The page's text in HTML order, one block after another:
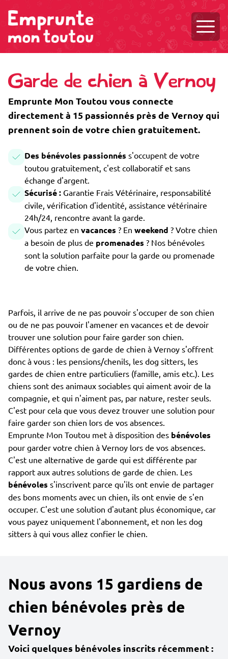
Garde de chien à Vernoy
Emprunte Mon Toutou vous connecte
directement à 15 passionnés près de Vernoy qui
prennent soin de votre chien gratuitement.
Des bénévoles passionnés s'occupent de votre
toutou gratuitement, c'est collaboratif et sans
échange d'argent.
Sécurisé : Garantie Frais Vétérinaire, responsabilité
civile, vérification d'identité, assistance vétérinaire
24h/24, rencontre avant la garde.
Vous partez en vacances ? En weekend ? Votre chien
a besoin de plus de promenades ? Nos bénévoles
sont la solution parfaite pour la garde ou promenade
de votre chien.
Parfois, il arrive de ne pas pouvoir s'occuper de son chien
ou de ne pas pouvoir l'amener en vacances et de devoir
trouver une solution pour faire garder son chien.
Différentes options de garde de chien à Vernoy s'offrent
donc à vous : les pensions/chenils, les dog sitters, les
gardes de chien entre particuliers (famille, amis etc.). Les
chiens sont des animaux sociables qui aiment avoir de la
compagnie, et qui n'aiment pas, par nature, rester seuls.
C'est pour cela que vous devez trouver une solution pour
faire garder son chien lors de vos absences.
Emprunte Mon Toutou met à disposition des bénévoles
pour garder votre chien à Vernoy lors de vos absences.
C'est une alternative de garde qui est différente par
rapport aux autres solutions de garde de chien. Les
bénévoles s'inscrivent parce qu'ils ont envie de partager
des bons moments avec un chien, ils ont envie de s'en
occuper. C'est une solution d'autant plus économique, car
vous payez uniquement l'abonnement, et non les dog
sitters à qui vous allez confier le chien.
Nous avons 15 gardiens de
chien bénévoles près de
Vernoy
Voici quelques bénévoles inscrits récemment :